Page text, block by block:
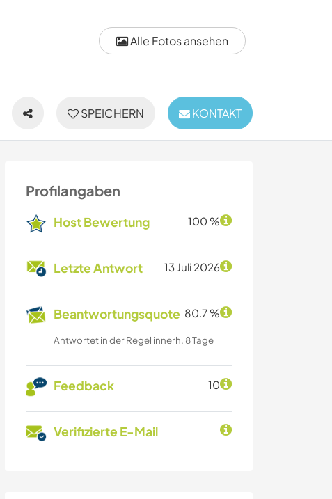
Alle Fotos ansehen
SPEICHERN KONTAKT
Profilangaben
Host Bewertung 100 %
Letzte Antwort 13 Juli 2026
Beantwortungsquote 80.7 %
Antwortet in der Regel innerh. 8 Tage
Feedback 10
Verifizierte E-Mail